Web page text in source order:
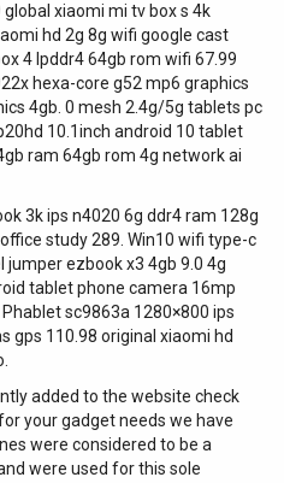
xiaomi mi tv box s 4k
hd 2g 8g wifi google cast
4 lpddr4 64gb rom wifi 67.99
hexa-core g52 mp6 graphics
4gb. 0 mesh 2.4g/5g tablets pc
10.1inch android 10 tablet
ram 64gb rom 4g network ai
3k ips n4020 6g ddr4 ram 128g
study 289. Win10 wifi type-c
ezbook x3 4gb 9.0 4g
tablet phone camera 16mp
sc9863a 1280×800 ips
gps 110.98 original xiaomi hd
added to the website check
your gadget needs we have
were considered to be a
were used for this sole